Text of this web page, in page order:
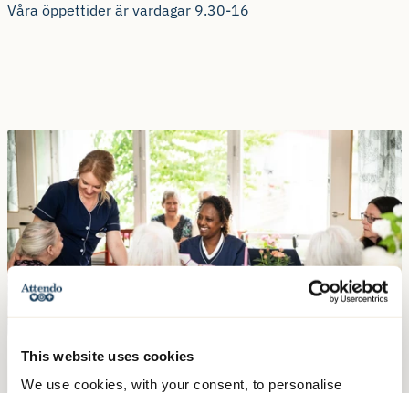
This website uses cookies
We use cookies, with your consent, to personalise
Våra öppettider är vardagar 9.30-16